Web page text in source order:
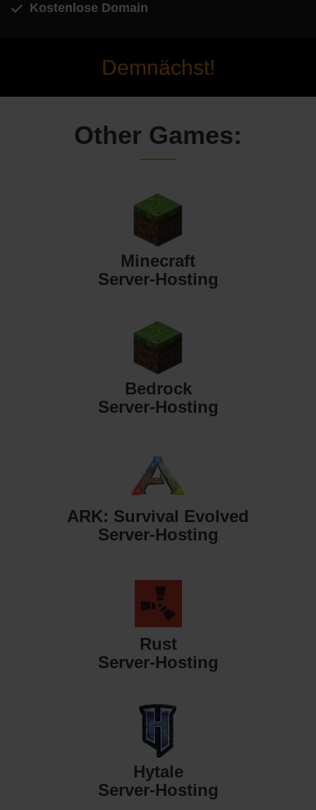
Kostenlose Domain
Demnächst!
Other Games:
Minecraft
Server-Hosting
Bedrock
Server-Hosting
ARK: Survival Evolved
Server-Hosting
Rust
Server-Hosting
Hytale
Server-Hosting